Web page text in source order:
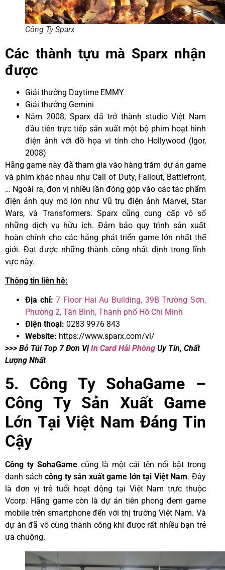
Công Ty Sparx
Các thành tựu mà Sparx nhận
được
Giải thưởng Daytime EMMY
Giải thưởng Gemini
Năm 2008, Sparx đã trở thành studio Việt Nam
đầu tiên trực tiếp sản xuất một bộ phim hoạt hình
điện ảnh với đồ họa vi tính cho Hollywood (Igor,
2008)
Hãng game này đã tham gia vào hàng trăm dự án game
và phim khác nhau như Call of Duty, Fallout, Battlefront,
… Ngoài ra, đơn vị nhiều lần đóng góp vào các tác phẩm
điện ảnh quy mô lớn như Vũ trụ điện ảnh Marvel, Star
Wars, và Transformers. Sparx cũng cung cấp vô số
những dịch vụ hữu ích. Đảm bảo quy trình sản xuất
hoàn chỉnh cho các hãng phát triển game lớn nhất thế
giới. Đạt được những thành công nhất định trong lĩnh
vực này.
Thông tin liên hệ:
Địa chỉ:7 Floor Hai Au Building, 39B Trường Sơn,
Phường 2, Tân Bình, Thành phố Hồ Chí Minh
Điện thoại: 0283 9976 843
Website: https://www.sparx.com/vi/
>>> Bỏ Túi Top 7 Đơn VịIn Card Hải Phòng Uy Tín, Chất
Lượng Nhất
5. Công Ty SohaGame –
Công Ty Sản Xuất Game
Lớn Tại Việt Nam Đáng Tin
Cậy
Công ty SohaGamecũng là một cái tên nổi bật trong
danh sáchcông ty sản xuất game lớn tại Việt Nam. Đây
là đơn vị trẻ tuổi hoạt động tại Việt Nam trực thuộc
Vcorp. Hãng game còn là dự án tiên phong đem game
mobile trên smartphone đến với thị trường Việt Nam. Và
dự án đã vô cùng thành công khi được rất nhiều bạn trẻ
ưa chuộng.